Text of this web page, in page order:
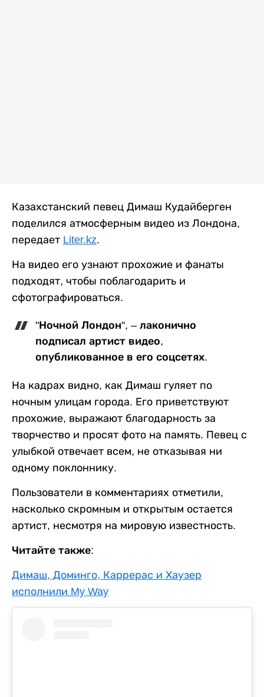
Казахстанский певец Димаш Кудайберген
поделился атмосферным видео из Лондона,
передает Liter.kz.
На видео его узнают прохожие и фанаты
подходят, чтобы поблагодарить и
сфотографироваться.
"Ночной Лондон", – лаконично
подписал артист видео,
опубликованное в его соцсетях.
На кадрах видно, как Димаш гуляет по
ночным улицам города. Его приветствуют
прохожие, выражают благодарность за
творчество и просят фото на память. Певец с
улыбкой отвечает всем, не отказывая ни
одному поклоннику.
Пользователи в комментариях отметили,
насколько скромным и открытым остается
артист, несмотря на мировую известность.
Читайте также:
Димаш, Доминго, Каррерас и Хаузер
исполнили My Way